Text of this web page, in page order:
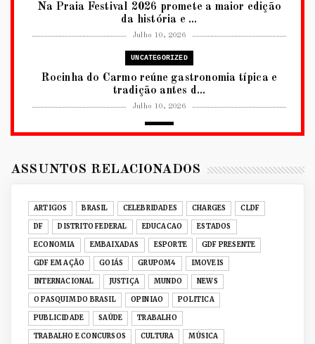
Na Praia Festival 2026 promete a maior edição
da história e ...
Julho 10, 2026
UNCATEGORIZED
Rocinha do Carmo reúne gastronomia típica e
tradição antes d...
Julho 10, 2026
BRASÍLIA COM CULTURA, DIPLOM...
UNCATEGORIZED
Senac-DF leva oficinas gastronômicas à 33ª
Expochê com recei...
Junho 15, 2026
ACERVO DIGITAL
Acervo histórico de O Pasquim ganha novas
edições digitais e...
Junho 14, 2026
GRUPOM4
ASSUNTOS RELACIONADOS
ARTIGOS BRASIL CELEBRIDADES CHARGES CLDF
DF DISTRITO FEDERAL EDUCACAO ESTADOS
ECONOMIA EMBAIXADAS ESPORTE GDF PRESENTE
GDF EM AÇÃO GOIÁS GRUPOM4 IMOVEIS
INTERNACIONAL JUSTIÇA MUNDO NEWS
O PASQUIM DO BRASIL OPINIAO POLITICA
PUBLICIDADE SAÚDE TRABALHO
TRABALHO E CONCURSOS CULTURA MÚSICA